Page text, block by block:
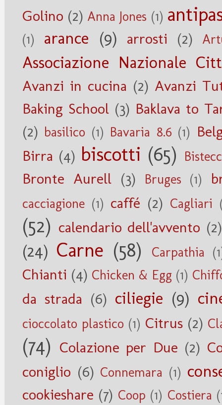
Golino (2) Anna Jones (1)
(1) arance (9) arrosti (2)
Associazione Nazionale
Avanzi in cucina (2) Avanzi
Baking School (3) Baklava to
(2) basilico (1) Bavaria 8.6 (1)
Birra (4) biscotti (65)
Bronte Aurell (3) Bruges (1)
cacciagione (1) caffé (2) Cagliari
(52) calendario dell'avvento (2)
(24) Carne (58) Carpathia
Chianti (4) Chicken & Egg (1)
da strada (6) ciliegie (9)
cioccolato plastico (1) Citrus (2)
(74) Colazione per Due (2)
coniglio (6) Connemara (1)
cookieshare (7) Coop (1) Costiera